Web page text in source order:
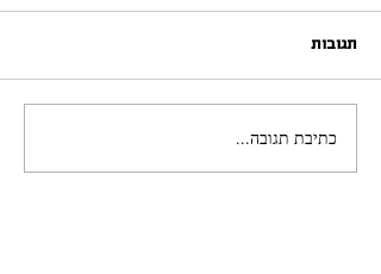
תרימו את הטלפון ותתקשרו
תגובות
כתיבת תגובה...